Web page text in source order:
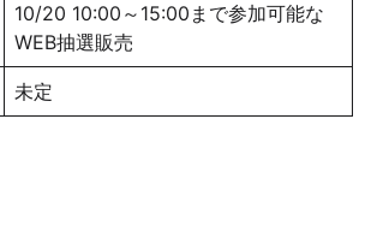
10/20 10:00～15:00まで参加可能な
WEB抽選販売
未定